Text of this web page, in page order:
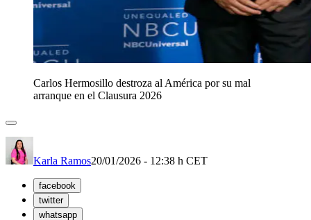
Carlos Hermosillo destroza al América por su mal
arranque en el Clausura 2026
Karla Ramos20/01/2026 - 12:38 h CET
facebook
twitter
whatsapp